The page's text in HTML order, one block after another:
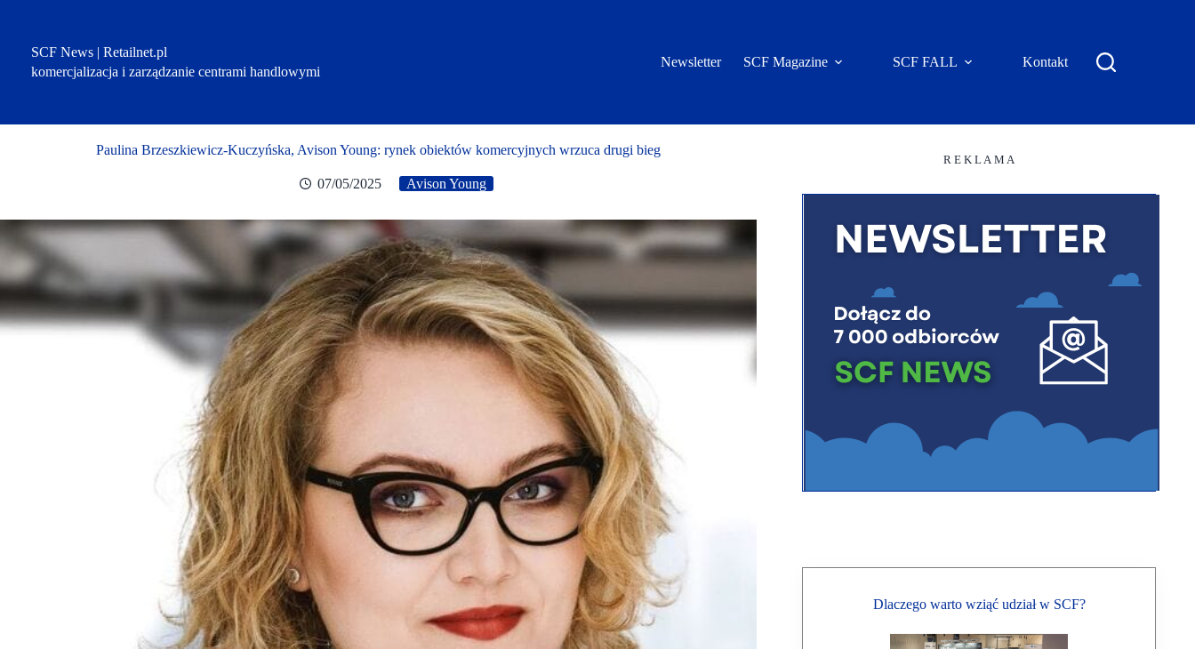
SCF News | Retailnet.pl
komercjalizacja i zarządzanie centrami handlowymi
Newsletter SCF Magazine SCF FALL Kontakt
Paulina Brzeszkiewicz-Kuczyńska, Avison Young: rynek obiektów komercyjnych wrzuca drugi bieg
07/05/2025 Avison Young
R E K L A M A
Dlaczego warto wziąć udział w SCF?